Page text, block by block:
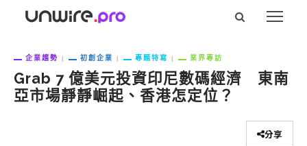
企業趨勢 初創企業 專題特寫 業界專訪
Grab 7 億美元投資印尼數碼經濟 東南
亞市場靜靜崛起、香港怎定位？
分享